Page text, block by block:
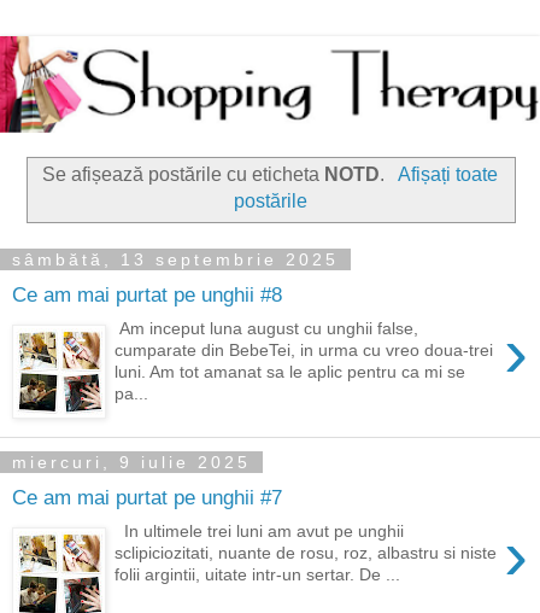
Se afișează postările cu eticheta NOTD.
Afișați toate
postările
sâmbătă, 13 septembrie 2025
Ce am mai purtat pe unghii #8
›
Am inceput luna august cu unghii false,
cumparate din BebeTei, in urma cu vreo doua-trei
luni. Am tot amanat sa le aplic pentru ca mi se
pa...
miercuri, 9 iulie 2025
Ce am mai purtat pe unghii #7
›
In ultimele trei luni am avut pe unghii
sclipiciozitati, nuante de rosu, roz, albastru si niste
folii argintii, uitate intr-un sertar. De ...